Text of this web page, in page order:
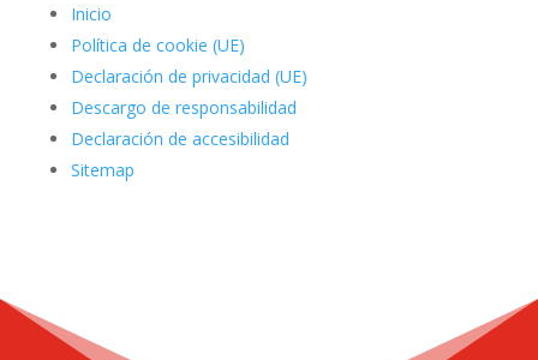
Inicio
Política de cookie (UE)
Declaración de privacidad (UE)
Descargo de responsabilidad
Declaración de accesibilidad
Sitemap